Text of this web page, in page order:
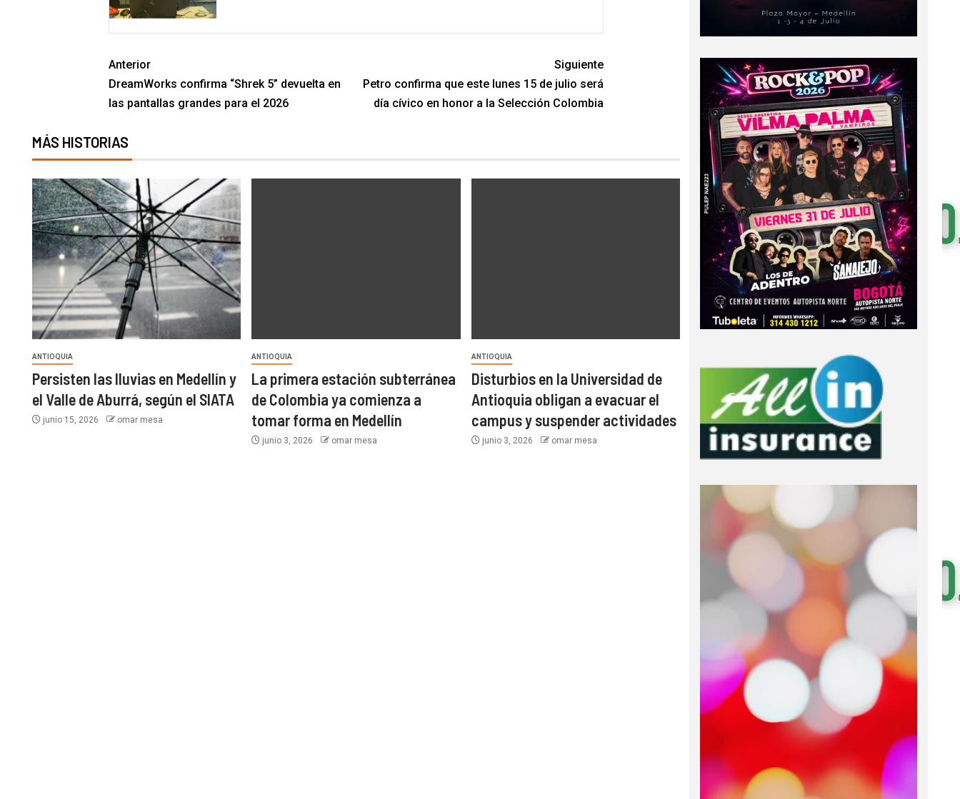
Anterior
DreamWorks confirma “Shrek 5” devuelta en
las pantallas grandes para el 2026
Siguiente
Petro confirma que este lunes 15 de julio será
día cívico en honor a la Selección Colombia
MÁS HISTORIAS
ANTIOQUIA
Persisten las lluvias en Medellín y
el Valle de Aburrá, según el SIATA
junio 15, 2026 omar mesa
ANTIOQUIA
La primera estación subterránea
de Colombia ya comienza a
tomar forma en Medellín
junio 3, 2026 omar mesa
ANTIOQUIA
Disturbios en la Universidad de
Antioquia obligan a evacuar el
campus y suspender actividades
junio 3, 2026 omar mesa